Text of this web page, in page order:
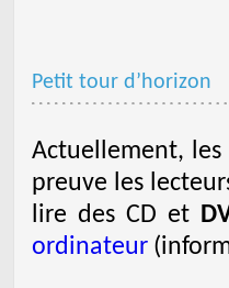
Petit tour d’horizon
Actuellement,
preuve les
lire des CD et
ordinateur